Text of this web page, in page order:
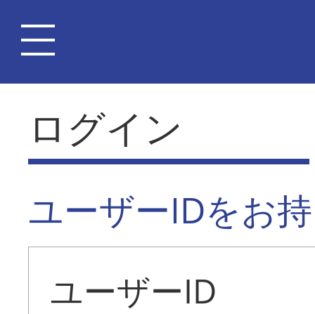
ログイン
ユーザーIDをお
ユーザーID